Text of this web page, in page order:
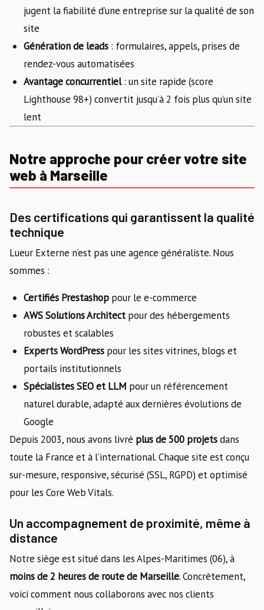
jugent la fiabilité d’une entreprise sur la qualité de son
site
Génération de leads : formulaires, appels, prises de
rendez-vous automatisées
Avantage concurrentiel: un site rapide (score
Lighthouse 98+) convertit jusqu’à 2 fois plus qu’un site
lent
Notre approche pour créer votre site
web à Marseille
Des certifications qui garantissent la qualité
technique
Lueur Externe n’est pas une agence généraliste. Nous
sommes :
Certifiés Prestashop pour le e-commerce
AWS Solutions Architect pour des hébergements
robustes et scalables
Experts WordPress pour les sites vitrines, blogs et
portails institutionnels
Spécialistes SEO et LLM pour un référencement
naturel durable, adapté aux dernières évolutions de
Google
Depuis 2003, nous avons livré plus de 500 projetsdans
toute la France et à l’international. Chaque site est conçu
sur-mesure, responsive, sécurisé (SSL, RGPD) et optimisé
pour les Core Web Vitals.
Un accompagnement de proximité, même à
distance
Notre siège est situé dans les Alpes-Maritimes (06), à
moins de 2 heures de route de Marseille. Concrètement,
voici comment nous collaborons avec nos clients